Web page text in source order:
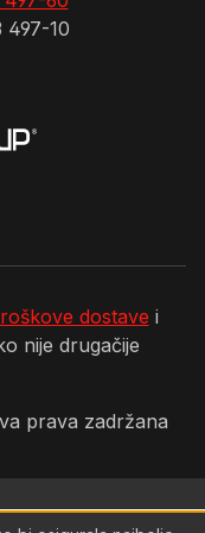
497-10
dostave i
nije drugačije
prava zadržana